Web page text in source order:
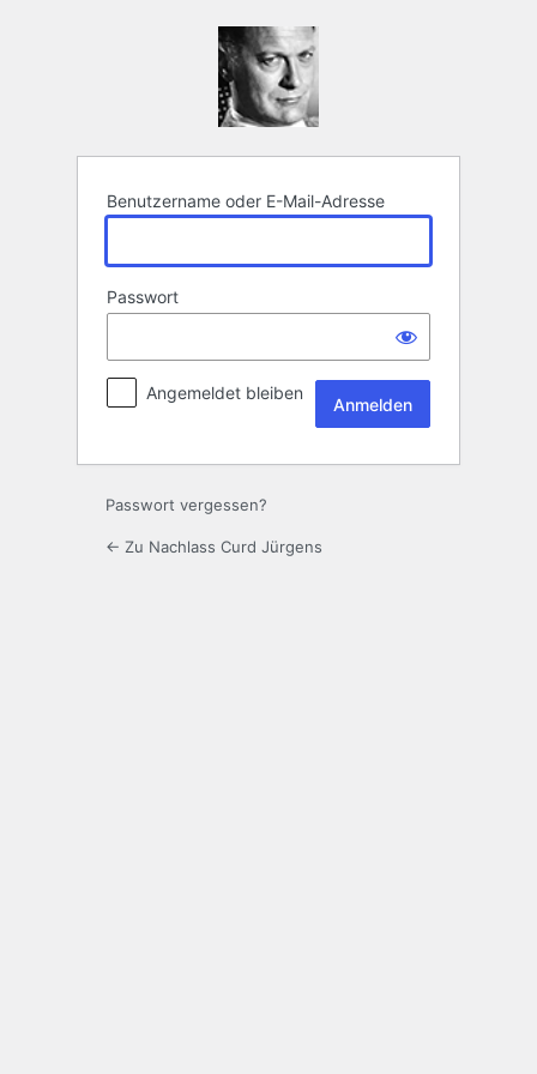
Benutzername oder E-Mail-Adresse
Passwort
Angemeldet bleiben
Passwort vergessen?
← Zu Nachlass Curd Jürgens